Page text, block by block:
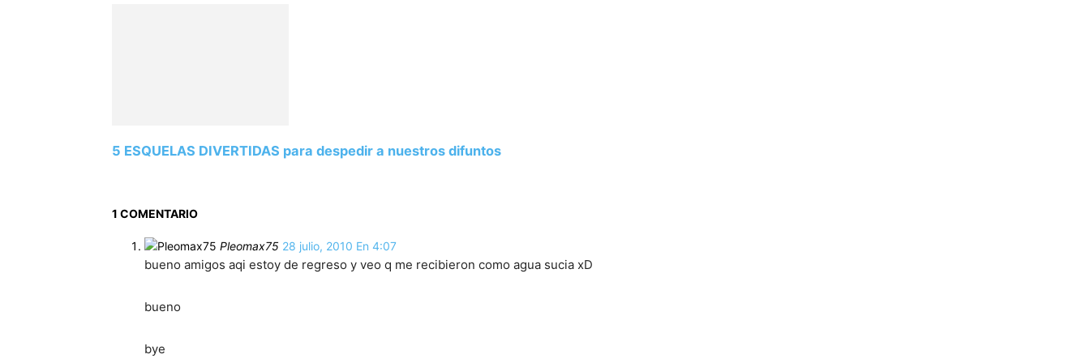
5 ESQUELAS DIVERTIDAS para despedir a nuestros difuntos
1 COMENTARIO
Pleomax75 28 julio, 2010 En 4:07
bueno amigos aqi estoy de regreso y veo q me recibieron como agua sucia xD
bueno
bye